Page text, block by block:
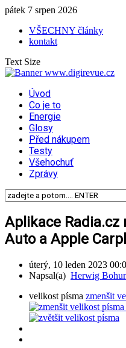
pátek 7 srpen 2026
VŠECHNY články
kontakt
Text Size
Úvod
Co je to
Energie
Glosy
Před nákupem
Testy
Všehochuť
Zprávy
Aplikace Radia.cz
Auto a Apple
úterý, 10 leden 2023
Napsal(a) Herwig
velikost písma zmenšit